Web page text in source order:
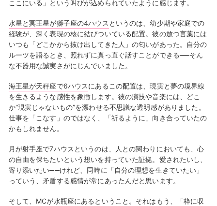
ここにいる」という叫びが込められていたように感じます。
水星と冥王星が獅子座の4ハウス というのは、幼少期や家庭での
経験が、深く表現の核に結びついている配置。彼の放つ言葉には
いつも「どこかから抜け出してきた人」の匂いがあった。自分の
ルーツを語るとき、照れずに真っ直ぐ話すことができる──そん
な不器用な誠実さがにじんでいました。
海王星が天秤座で6ハウスにあるこの配置は、現実と夢の境界線
を生きるような感性を象徴します。彼の演技や音楽には、どこ
か“現実じゃないもの”を漂わせる不思議な透明感がありました。
仕事を「こなす」のではなく、「祈るように」向き合っていたの
かもしれません。
月が射手座で7ハウス というのは、人との関わりにおいても、心
の自由を保ちたいという想いを持っていた証拠。愛されたいし、
寄り添いたい──けれど、同時に「自分の理想を生きていたい」
っていう、矛盾する感情が常にあったんだと思います。
そして、 MCが水瓶座にあるということ。それはもう、「枠に収